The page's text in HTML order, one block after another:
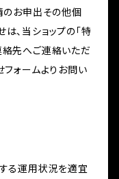
のお申出その他個
、当ショップの「特
絡先へご連絡いただ
フォームよりお問い
る運用状況を適宜